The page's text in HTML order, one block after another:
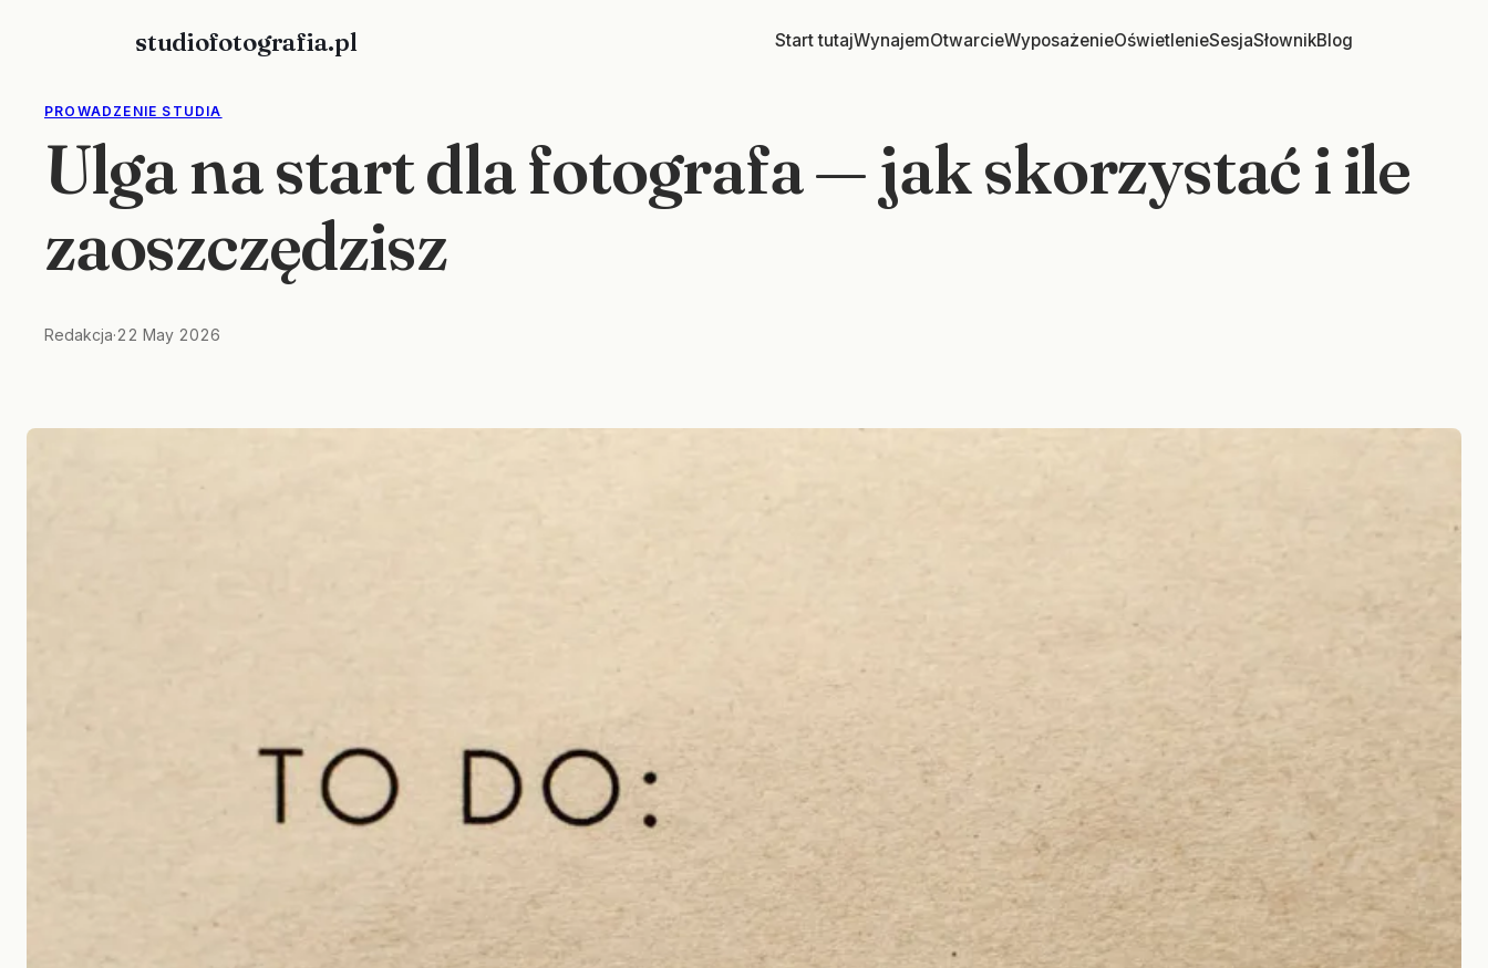
studiofotografia.pl Start tutajWynajemOtwarcieWyposażenieOświetlenieSesjaSłownikBlog
PROWADZENIE STUDIA
Ulga na start dla fotografa — jak skorzystać i ile
zaoszczędzisz
Redakcja·22 May 2026